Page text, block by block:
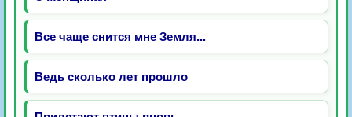
Все чаще снится мне Земля...
Ведь сколько лет прошло